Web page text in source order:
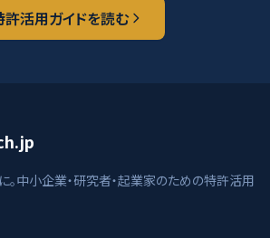
許活用ガイドを読む
。中小企業・研究者・起業家のための特許活用